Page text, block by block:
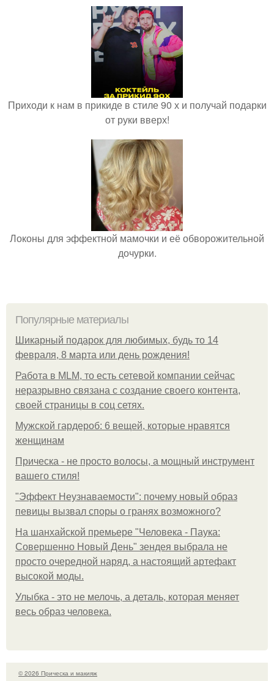
Приходи к нам в прикиде в стиле 90 х и получай подарки
от руки вверх!
Локоны для эффектной мамочки и её обворожительной
дочурки.
Популярные материалы
Шикарный подарок для любимых, будь то 14
февраля, 8 марта или день рождения!
Работа в MLM, то есть сетевой компании сейчас
неразрывно связана с создание своего контента,
своей страницы в соц сетях.
Мужской гардероб: 6 вещей, которые нравятся
женщинам
Прическа - не просто волосы, а мощный инструмент
вашего стиля!
"Эффект Неузнаваемости": почему новый образ
певицы вызвал споры о гранях возможного?
На шанхайской премьере "Человека - Паука:
Совершенно Новый День" зендея выбрала не
просто очередной наряд, а настоящий артефакт
высокой моды.
Улыбка - это не мелочь, а деталь, которая меняет
весь образ человека.
© 2026 Прическа и макияж